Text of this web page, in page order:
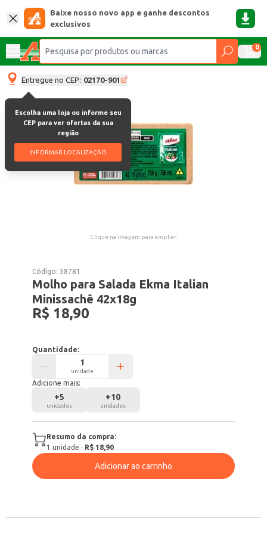
Baixe nosso novo app e ganhe descontos
exclusivos
0
Entregue no CEP: 02170-901
Escolha uma loja ou informe seu
CEP para ver ofertas da sua
região
INFORMAR LOCALIZAÇÃO
Clique na imagem para ampliar.
Código:38781
Molho para Salada Ekma Italian
Minissachê 42x18g
R$ 18,90
Quantidade:
unidade
Adicione mais:
+5
unidades
+10
unidades
Resumo da compra:
1 unidade · R$ 18,90
Adicionar ao carrinho